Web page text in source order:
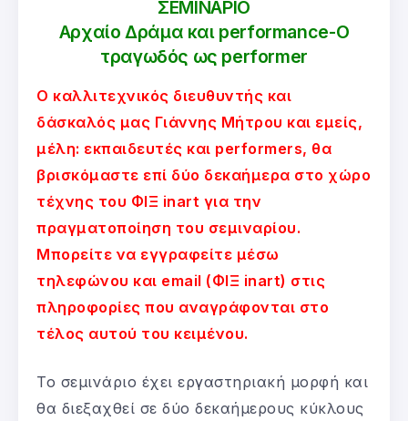
ΣΕΜΙΝΑΡΙΟ
Αρχαίο Δράμα και performance-Ο
τραγωδός ως performer
Ο καλλιτεχνικός διευθυντής και
δάσκαλός μας Γιάννης Μήτρου και εμείς,
μέλη: εκπαιδευτές και performers, θα
βρισκόμαστε επί δύο δεκαήμερα στο χώρο
τέχνης του ΦΙΞ inart για την
πραγματοποίηση του σεμιναρίου.
Μπορείτε να εγγραφείτε μέσω
τηλεφώνου και email (ΦΙΞ inart) στις
πληροφορίες που αναγράφονται στο
τέλος αυτού του κειμένου.
Το σεμινάριο έχει εργαστηριακή μορφή και
θα διεξαχθεί σε δύο δεκαήμερους κύκλους